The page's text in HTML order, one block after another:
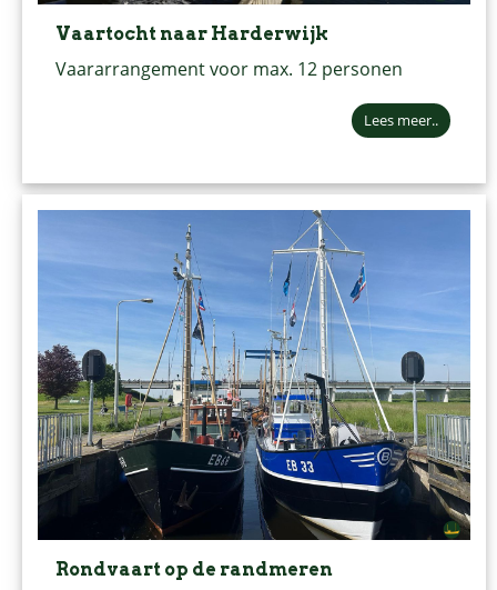
Vaartocht naar Harderwijk
Vaararrangement voor max. 12 personen
Lees meer..
Rondvaart op de randmeren